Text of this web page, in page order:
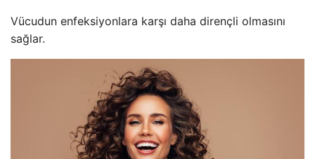
Vücudun enfeksiyonlara karşı daha dirençli olmasını
sağlar.